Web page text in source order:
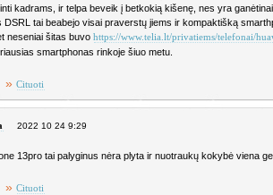
kadrams, ir telpa beveik į betkokią kišenę, nes yra
DSRL tai beabejo visai praverstų jiems ir kompaktišką
neseniai šitas buvohttps://www.telia.lt/privatiems/telefonai/
smartphonas rinkoje šiuo metu.
» Cituoti
2022 10 24 9:29
13pro tai palyginus nėra plyta ir nuotraukų kokybė viena
» Cituoti